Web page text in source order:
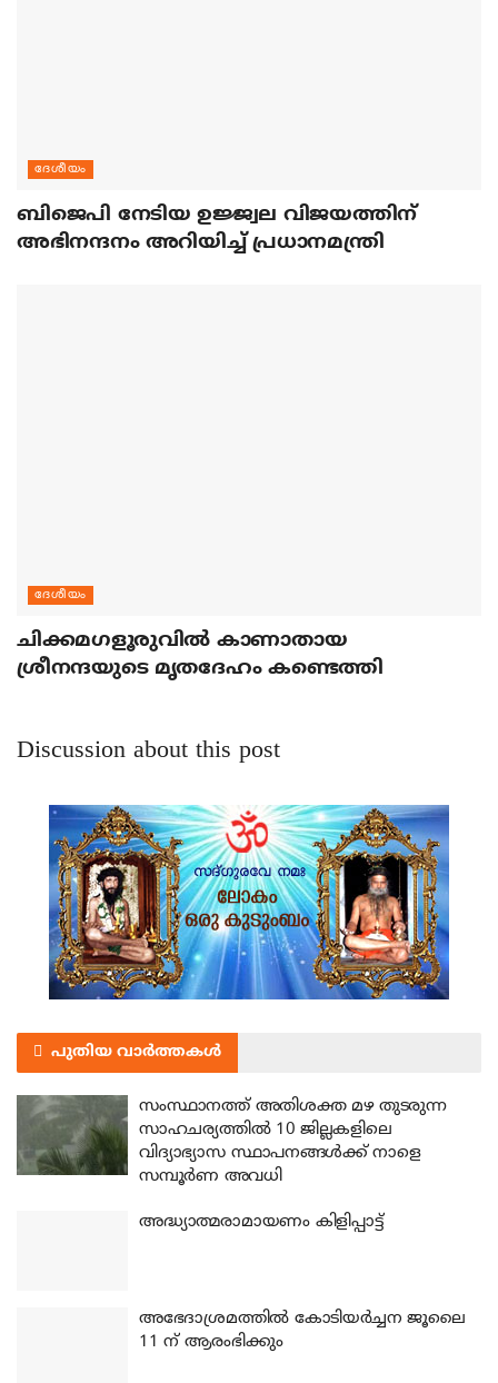
ദേശീയം
ബിജെപി നേടിയ ഉജ്ജ്വല വിജയത്തിന്
അഭിനന്ദനം അറിയിച്ച് പ്രധാനമന്ത്രി
ദേശീയം
ചിക്കമഗളൂരുവില്‍ കാണാതായ
ശ്രീനന്ദയുടെ മൃതദേഹം കണ്ടെത്തി
Discussion about this post
പുതിയ വാർത്തകൾ
സംസ്ഥാനത്ത് അതിശക്ത മഴ തുടരുന്ന
സാഹചര്യത്തിൽ 10 ജില്ലകളിലെ
വിദ്യാഭ്യാസ സ്ഥാപനങ്ങൾക്ക് നാളെ
സമ്പൂർണ അവധി
അദ്ധ്യാത്മരാമായണം കിളിപ്പാട്ട്
അഭേദാശ്രമത്തില്‍ കോടിയര്‍ച്ചന ജൂലൈ
11 ന് ആരംഭിക്കും